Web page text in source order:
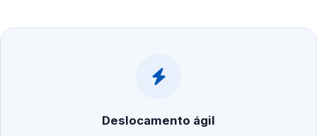
Deslocamento ágil